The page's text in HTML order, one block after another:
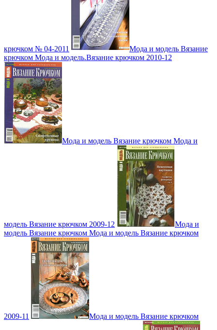
крючком № 04-2011
Мода и модель Вязание
крючком Мода и модель.Вязание крючком 2010-12
Мода и модель Вязание крючком Мода и
модель Вязание крючком 2009-12
Мода и
модель Вязание крючком Мода и модель Вязание крючком
2009-11 Мода и модель Вязание крючком